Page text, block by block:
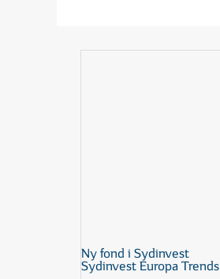
Ny fond i Sydinvest
Sydinvest Europa Trends